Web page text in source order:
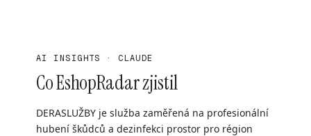
AI INSIGHTS · CLAUDE
Co EshopRadar zjistil
DERASLUŽBY je služba zaměřená na profesionální
hubení škůdců a dezinfekci prostor pro région